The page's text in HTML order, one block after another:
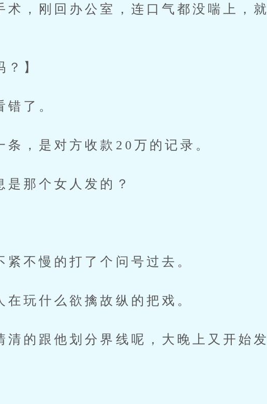
，刚回办公室，连口气都没喘上，就
】
了。
，是对方收款20万的记录。
那个女人发的？
不慢的打了个问号过去。
玩什么欲擒故纵的把戏。
的跟他划分界线呢，大晚上又开始发